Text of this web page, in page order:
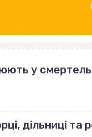
у
дільниці та